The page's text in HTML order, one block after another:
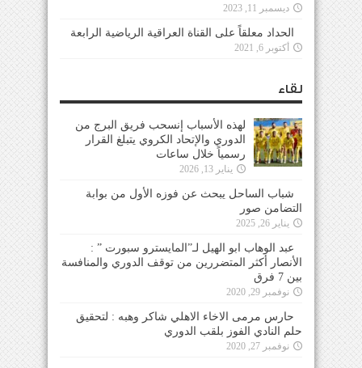
ديسمبر 11, 2023
الحداد معلقاً على القناة العراقية الرياضية الرابعة
أكتوبر 6, 2021
لقاء
لهذه الأسباب إنسحب فريق البرج من
الدوري والإتحاد الكروي يتبلغ القرار
رسمياً خلال ساعات
يناير 13, 2026
شباب الساحل يبحث عن فوزه الأول من بوابة
التضامن صور
يناير 26, 2025
عبد الوهاب ابو الهيل لـ”المايسترو سبورت ” :
الأنصار أكثر المتضررين من توقف الدوري والمنافسة
بين 7 فرق
نوفمبر 29, 2020
حارس مرمى الاخاء الاهلي شاكر وهبه : لتحقيق
حلم النادي الفوز بلقب الدوري
نوفمبر 27, 2020